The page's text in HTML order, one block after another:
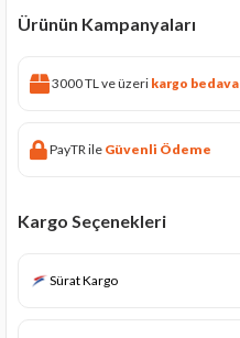
Ürünün Kampanyaları
3000 TL ve üzeri kargo bedava
PayTR ile Güvenli Ödeme
Kargo Seçenekleri
Sürat Kargo